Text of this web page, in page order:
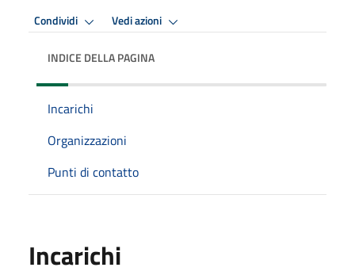
Condividi Vedi azioni
INDICE DELLA PAGINA
Incarichi
Organizzazioni
Punti di contatto
Incarichi